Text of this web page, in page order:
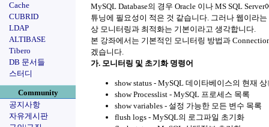
Cache
CUBRID
LDAP
ALTIBASE
Tibero
DB 문서들
스터디
Community
공지사항
자유게시판
MySQL Database의 경우 Oracle 이나 MS SQL
튜닝에 필요성이 적은 것 같습니다. 그러나 웹이라
상 모니터링과 최적화는 기본이라고 생각합니다.
본 강좌에서는 기본적인 모니터링 방법과
겠습니다.
가. 모니터링 및 초기화 명령어
show status - MySQL 데이타베이스의 현재 상
show Processlist - MySQL 프로세스 목록
show variables - 설정 가능한 모든 변수 목록
flush logs - MySQL의 로그파일 초기화